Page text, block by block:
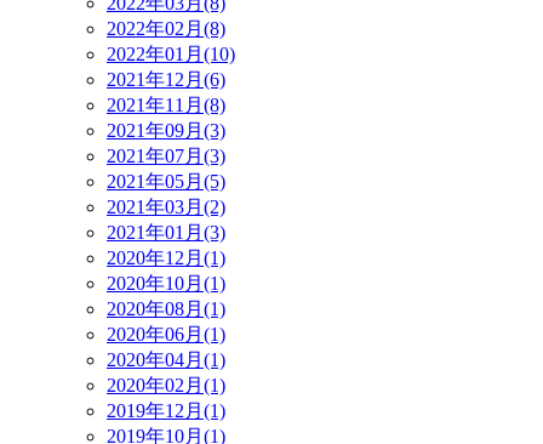
2022年02月(8)
2022年01月(10)
2021年12月(6)
2021年11月(8)
2021年09月(3)
2021年07月(3)
2021年05月(5)
2021年03月(2)
2021年01月(3)
2020年12月(1)
2020年10月(1)
2020年08月(1)
2020年06月(1)
2020年04月(1)
2020年02月(1)
2019年12月(1)
2019年10月(1)